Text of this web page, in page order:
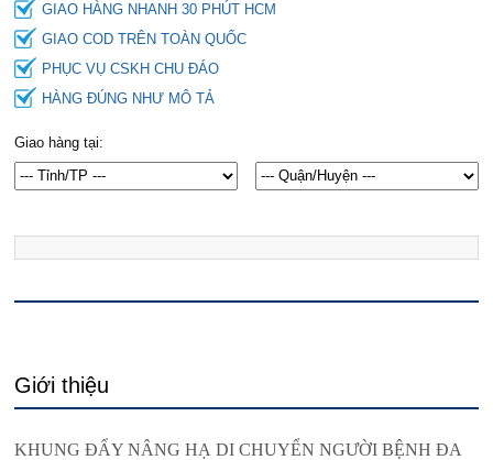
GIAO HÀNG NHANH 30 PHÚT HCM
GIAO COD TRÊN TOÀN QUỐC
PHỤC VỤ CSKH CHU ĐÁO
HÀNG ĐÚNG NHƯ MÔ TẢ
Giao hàng tại:
Giới thiệu
KHUNG ĐẨY NÂNG HẠ DI CHUYỂN NGƯỜI BỆNH ĐA